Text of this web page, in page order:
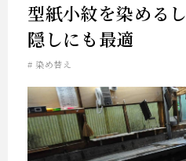
型紙小紋を染める
隠しにも最適
染め替え